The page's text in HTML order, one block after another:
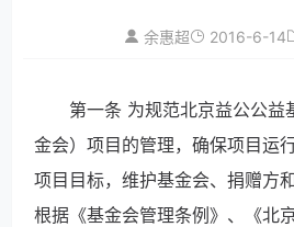
余惠超 2016-6-14
第一条 为规范北京益公公益
金会）项目的管理，确保项目运
项目目标，维护基金会、捐赠方
根据《基金会管理条例》、《北